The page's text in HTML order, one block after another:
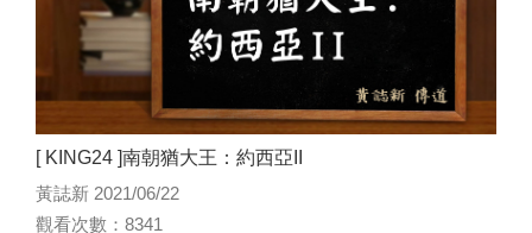
[ KING24 ]南朝猶大王：約西亞II
黃誌新 2021/06/22
觀看次數：8341